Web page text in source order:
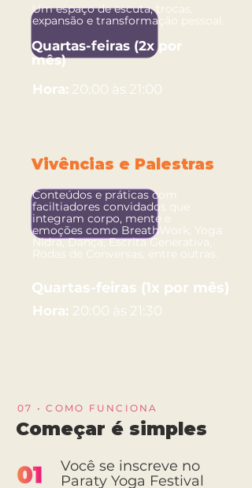
Um espaço de escuta, trocas,
expansão e transformação pessoal.
Hora: 20:00 às 21:00
Quartas-feiras (2x por
mês)
Vivências e Palestras
Conteúdos e práticas com
faciltiadores convidados que
integram corpo, mente e
emoções como BreathWork, Yoga
Nidra, Dança, Escrita Generativa,
Rodas de Conversas, entre outras.
Quartas-feiras (1x por mês)
Hora: 20:00 às 21:30
07 • COMO FUNCIONA
Começar é simples
Você se inscreve no
Paraty Yoga Festival